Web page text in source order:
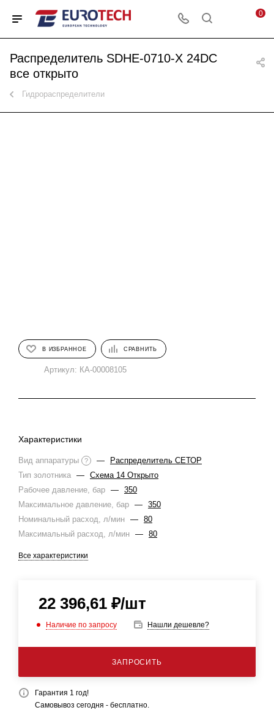
0
Распределитель SDHE-0710-X 24DC
все открыто
Гидрораспределители
В ИЗБРАННОЕ СРАВНИТЬ
Артикул: КА-00008105
Характеристики
Вид аппаратуры ? —
Распределитель СЕТОР
Тип золотника — Схема 14 Открыто
Рабочее давление, бар — 350
Максимальное давление, бар — 350
Номинальный расход, л/мин — 80
Максимальный расход, л/мин — 80
Все характеристики
22 396,61 ₽/шт
Наличие по запросу Нашли дешевле?
ЗАПРОСИТЬ
Гарантия 1 год!
Самовывоз сегодня - бесплатно.